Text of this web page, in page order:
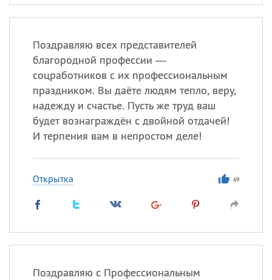
Поздравляю всех представителей
благородной профессии —
соцработников с их профессиональным
праздником. Вы даёте людям тепло, веру,
надежду и счастье. Пусть же труд ваш
будет вознаграждён с двойной отдачей!
И терпения вам в непростом деле!
Открытка 69
Поздравляю с Профессиональным